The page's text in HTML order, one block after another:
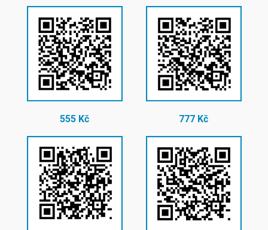
555 Kč 777 Kč